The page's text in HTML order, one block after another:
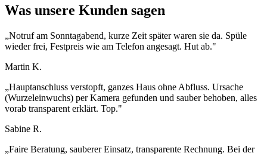
Was unsere Kunden sagen
„Notruf am Sonntagabend, kurze Zeit später waren sie da. Spüle
wieder frei, Festpreis wie am Telefon angesagt. Hut ab."
Martin K.
„Hauptanschluss verstopft, ganzes Haus ohne Abfluss. Ursache
(Wurzeleinwuchs) per Kamera gefunden und sauber behoben, alles
vorab transparent erklärt. Top."
Sabine R.
„Faire Beratung, sauberer Einsatz, transparente Rechnung. Bei der